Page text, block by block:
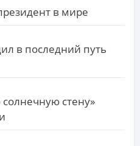
в мире
в последний путь
стену»